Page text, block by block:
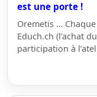
est une porte !
Oremetis …
Educh.ch (l’achat
participation à